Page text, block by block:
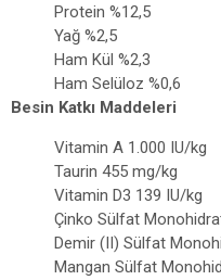
Protein %12,5
Yağ %2,5
Ham Kül %2,3
Ham Selüloz %0,6
Besin Katkı Maddeleri
Vitamin A 1.000 IU/kg
Taurin 455 mg/kg
Vitamin D3 139 IU/kg
Çinko Sülfat
Demir (II) Sülfat
Mangan Sülfat